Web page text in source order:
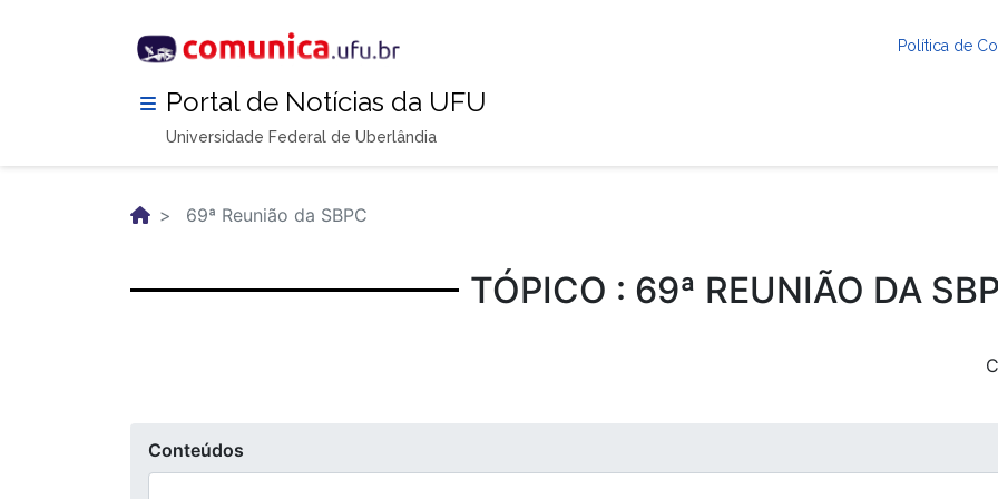
Política de
Portal de Notícias da UFU
Universidade Federal de Uberlândia
69ª Reunião da SBPC
TÓPICO : 69ª REUNIÃO DA
Conteúdos